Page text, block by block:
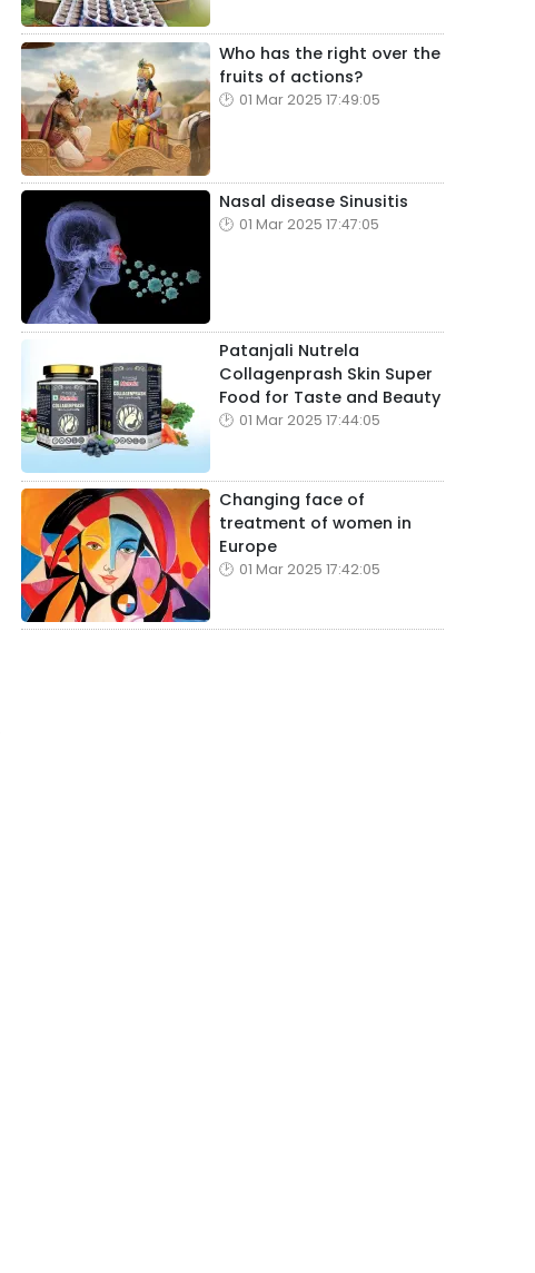
Who has the right over the
fruits of actions?
01 Mar 2025 17:49:05
Nasal disease Sinusitis
01 Mar 2025 17:47:05
Patanjali Nutrela
Collagenprash Skin Super
Food for Taste and Beauty
01 Mar 2025 17:44:05
Changing face of
treatment of women in
Europe
01 Mar 2025 17:42:05